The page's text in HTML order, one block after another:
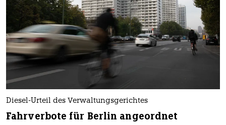
Diesel-Urteil des Verwaltungsgerichtes
Fahrverbote für Berlin angeordnet